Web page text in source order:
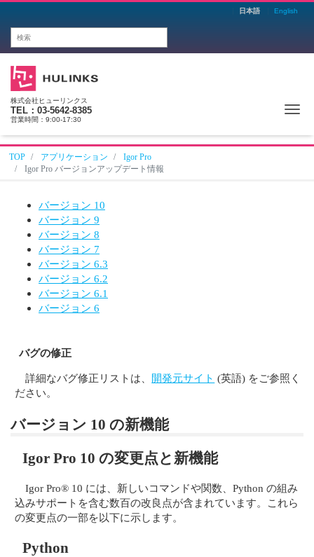
日本語 English
株式会社ヒューリンクス
TEL：03-5642-8385
営業時間：9:00-17:30
TOP アプリケーション
Igor Pro
Igor Pro バージョンアップデート情報
バージョン 10
バージョン 9
バージョン 8
バージョン 7
バージョン 6.3
バージョン 6.2
バージョン 6.1
バージョン 6
バグの修正
詳細なバグ修正リストは、 開発元サイト (英語) をご参照く
ださい。
バージョン 10 の新機能
Igor Pro 10 の変更点と新機能
Igor Pro® 10 には、新しいコマンドや関数、Python の組み
込みサポートを含む数百の改良点が含まれています。これら
の変更点の一部を以下に示します。
Python